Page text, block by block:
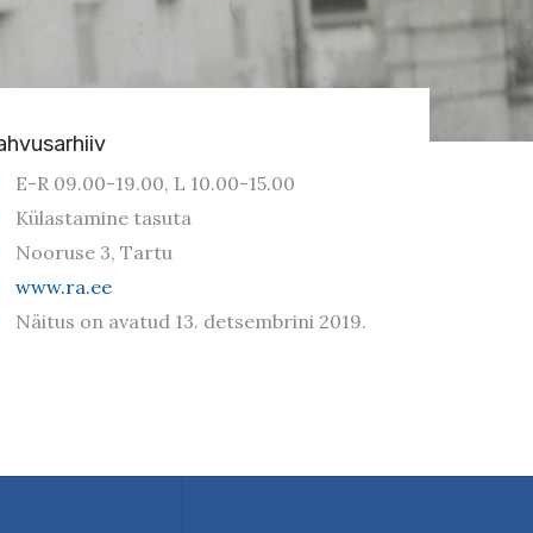
E-R 09.00-19.00, L 10.00-15.00
Külastamine tasuta
Nooruse 3, Tartu
www.ra.ee
Näitus on avatud 13. detsembrini 2019.